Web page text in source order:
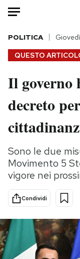
HOME
Italia
Politica
Tecnologia
Scienza
Cultura
Sport
PODCAST
QUESTO
POLITICA
Il governo
decreto
Sono le due
Movimento 5
vigore nei
Condividi